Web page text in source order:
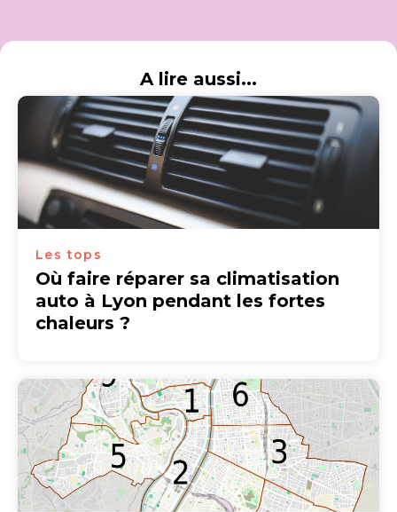
A lire aussi...
Les tops
Où faire réparer sa climatisation
auto à Lyon pendant les fortes
chaleurs ?